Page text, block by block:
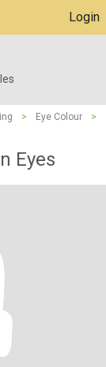
Login
> Eye Colour
>
Eyes